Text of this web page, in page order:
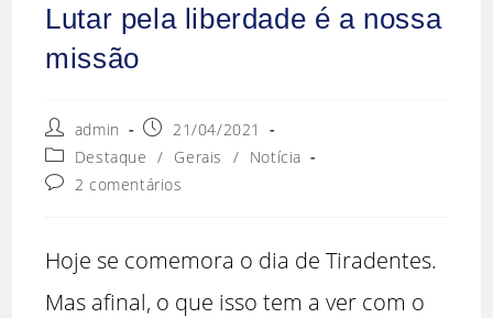
Lutar pela liberdade é a nossa
missão
admin
21/04/2021
Destaque / Gerais / Notícia
2 comentários
Hoje se comemora o dia de Tiradentes.
Mas afinal, o que isso tem a ver com o